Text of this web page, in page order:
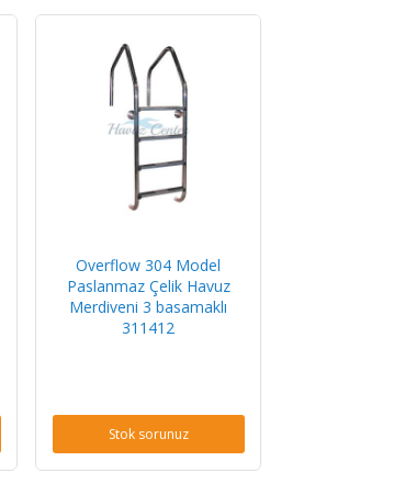
Overflow 304 Model
Paslanmaz Çelik Havuz
Merdiveni 3 basamaklı
311412
Stok sorunuz